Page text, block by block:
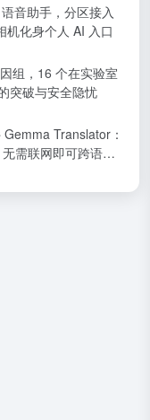
音助手，分区接入
机化身个人 AI 入口
组，16 个在实验室
突破与安全隐忧
Translator：
需联网即可跨语种